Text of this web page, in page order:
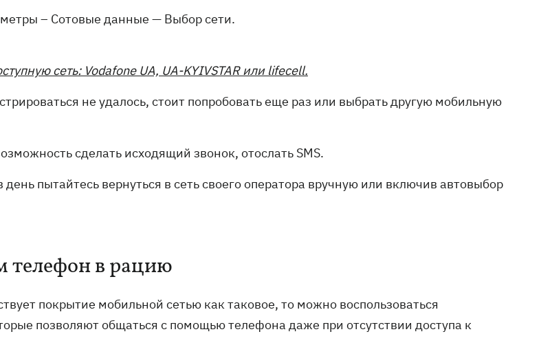
– Сотовые данные — Выбор сети.
сеть: Vodafone UA, UA-KYIVSTAR или lifecell.
не удалось, стоит попробовать еще раз или выбрать другую мобильную
сделать исходящий звонок, отослать SMS.
день пытайтесь вернуться в сеть своего оператора вручную или включив автовыбор
телефон в рацию
покрытие мобильной сетью как таковое, то можно воспользоваться
позволяют общаться с помощью телефона даже при отсутствии доступа к